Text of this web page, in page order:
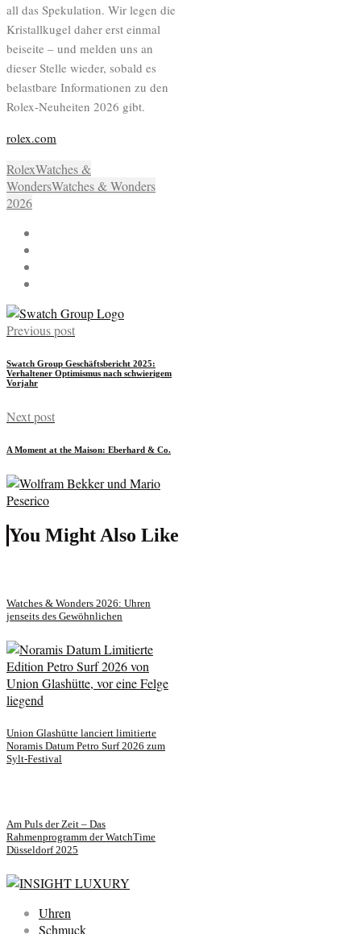
all das Spekulation. Wir legen die
Kristallkugel daher erst einmal
beiseite – und melden uns an
dieser Stelle wieder, sobald es
belastbare Informationen zu den
Rolex-Neuheiten 2026 gibt.
rolex.com
RolexWatches &
WondersWatches & Wonders
2026
Previous post
Swatch Group Geschäftsbericht 2025:
Verhaltener Optimismus nach schwierigem
Vorjahr
Next post
A Moment at the Maison: Eberhard & Co.
You Might Also Like
Watches & Wonders 2026: Uhren
jenseits des Gewöhnlichen
Union Glashütte lanciert limitierte
Noramis Datum Petro Surf 2026 zum
Sylt-Festival
Am Puls der Zeit – Das
Rahmenprogramm der WatchTime
Düsseldorf 2025
Uhren
Schmuck